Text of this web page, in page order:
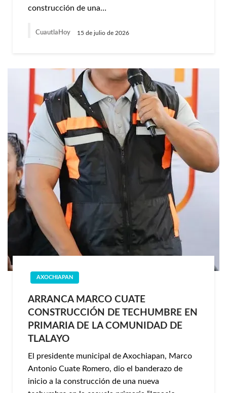
construcción de una…
CuautlaHoy 15 de julio de 2026
AXOCHIAPAN
ARRANCA MARCO CUATE
CONSTRUCCIÓN DE TECHUMBRE EN
PRIMARIA DE LA COMUNIDAD DE
TLALAYO
El presidente municipal de Axochiapan, Marco
Antonio Cuate Romero, dio el banderazo de
inicio a la construcción de una nueva